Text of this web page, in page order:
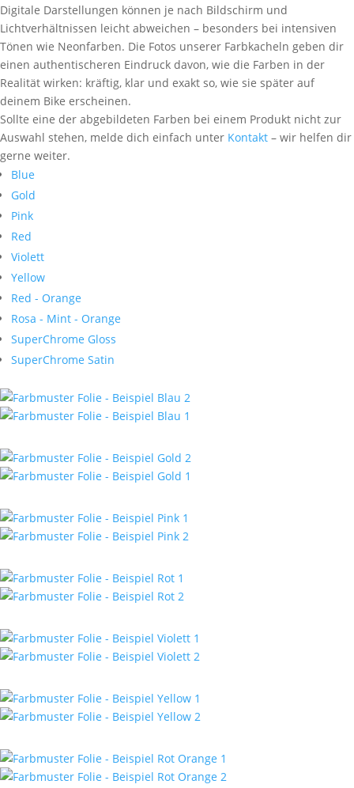
Digitale Darstellungen können je nach Bildschirm und
Lichtverhältnissen leicht abweichen – besonders bei intensiven
Tönen wie Neonfarben. Die Fotos unserer Farbkacheln geben dir
einen authentischeren Eindruck davon, wie die Farben in der
Realität wirken: kräftig, klar und exakt so, wie sie später auf
deinem Bike erscheinen.
Sollte eine der abgebildeten Farben bei einem Produkt nicht zur
Auswahl stehen, melde dich einfach unter Kontakt – wir helfen dir
gerne weiter.
Blue
Gold
Pink
Red
Violett
Yellow
Red - Orange
Rosa - Mint - Orange
SuperChrome Gloss
SuperChrome Satin